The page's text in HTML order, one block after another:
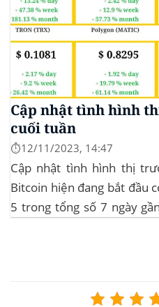
Cập nhật tình hình
cuối tuần
⏱️12/11/2023, 14:47
Cập nhật tình hình thị
Bitcoin hiện đang bắt đầu
5 trong tổng số 7 ngày